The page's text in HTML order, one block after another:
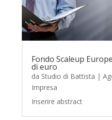
Fondo Scaleup
di euro
da Studio di Battista |
Impresa
Inserire abstract